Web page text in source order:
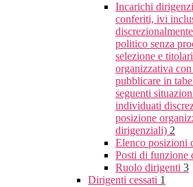
Incarichi
conferiti, ivi
politico senza
selezione e
organizzativa
pubblicare in
seguenti
individuati
posizione
dirigenziali) 2
Elenco posizioni
Posti di funzione
Ruolo dirigenti 3
Dirigenti cessati 1